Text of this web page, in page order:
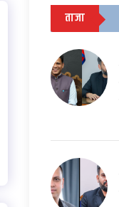
ताजा